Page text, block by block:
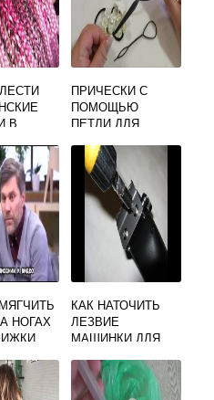
В
ПРИЧЕСКИ С
ПОМОЩЬЮ
ПЕТЛИ ДЛЯ
НОГАХ
КАК НАТОЧИТЬ
ЛЕЗВИЕ
МАШИНКИ ДЛЯ